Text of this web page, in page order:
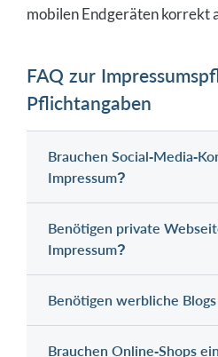
mobilen Endgeräten korrekt
FAQ zur
Pflichtangaben
Brauchen Social-Media-
Impressum?
Benötigen private
Impressum?
Benötigen werbliche
Brauchen Online-Shops